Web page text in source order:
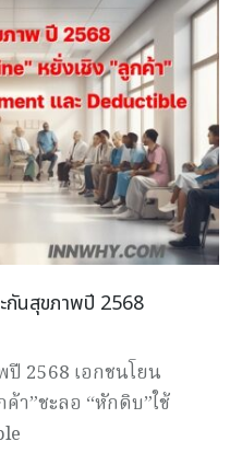
กันสุขภาพปี 2568
2568 เอกชนโยน
า”ชะลอ “หักดิบ”ใช้